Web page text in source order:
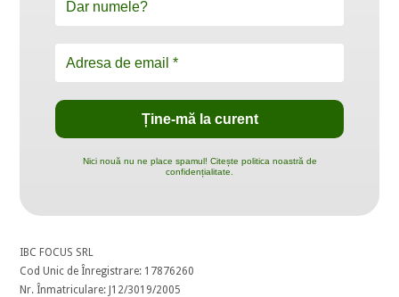
Nici nouă nu ne place spamul! Citește politica noastră de
confidențialitate.
IBC FOCUS SRL
Cod Unic de Înregistrare: 17876260
Nr. Înmatriculare: J12/3019/2005